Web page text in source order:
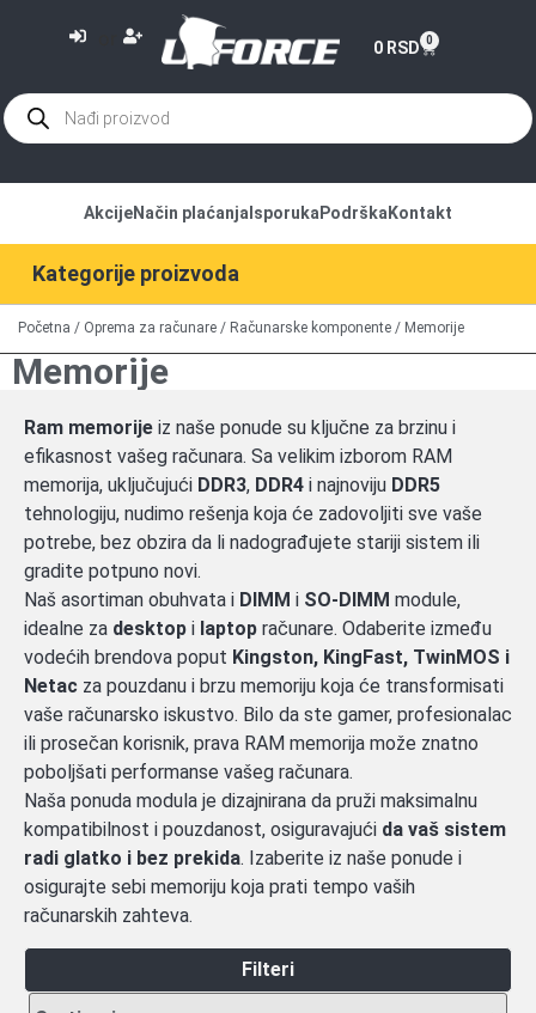
0 RSD 0
Kategorije proizvoda
AkcijeNačin plaćanja Isporuka Podrška Kontakt
Početna / Oprema za računare / Računarske komponente / Memorije
Memorije
Ram memorije iz naše ponude su ključne za brzinu i
efikasnost vašeg računara. Sa velikim izborom RAM
memorija, uključujući DDR3, DDR4 i najnoviju DDR5
tehnologiju, nudimo rešenja koja će zadovoljiti sve vaše
potrebe, bez obzira da li nadograđujete stariji sistem ili
gradite potpuno novi.
Naš asortiman obuhvata i DIMM i SO-DIMM module,
idealne za desktop i laptop računare. Odaberite između
vodećih brendova poput Kingston, KingFast, TwinMOS i
Netac za pouzdanu i brzu memoriju koja će transformisati
vaše računarsko iskustvo. Bilo da ste gamer, profesionalac
ili prosečan korisnik, prava RAM memorija može znatno
poboljšati performanse vašeg računara.
Naša ponuda modula je dizajnirana da pruži maksimalnu
kompatibilnost i pouzdanost, osiguravajući da vaš sistem
radi glatko i bez prekida. Izaberite iz naše ponude i
osigurajte sebi memoriju koja prati tempo vaših
računarskih zahteva.
Filteri